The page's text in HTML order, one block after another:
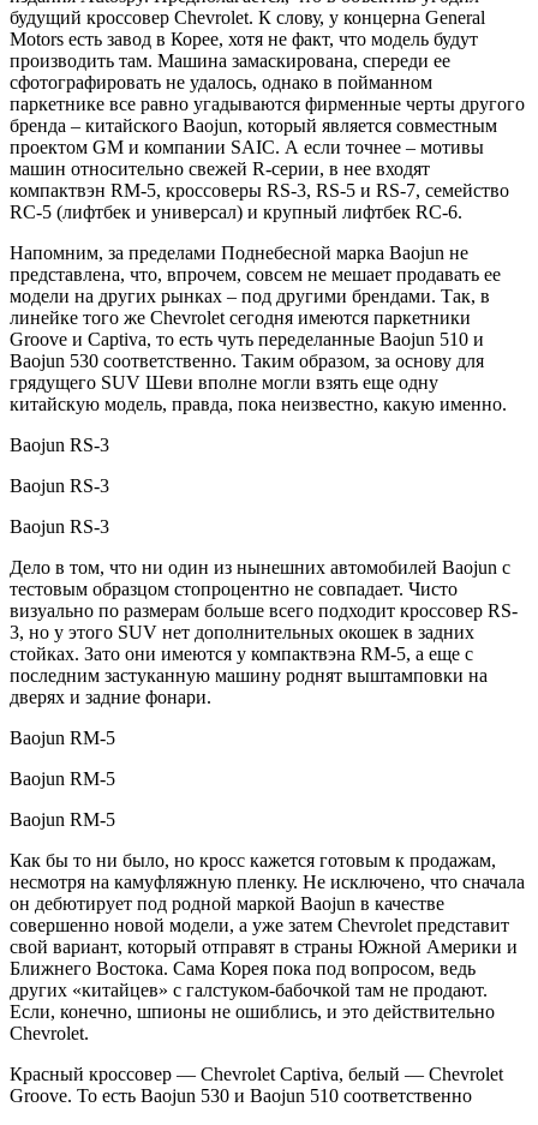
будущий кроссовер Chevrolet. К слову, у концерна General
Motors есть завод в Корее, хотя не факт, что модель будут
производить там. Машина замаскирована, спереди ее
сфотографировать не удалось, однако в пойманном
паркетнике все равно угадываются фирменные черты другого
бренда – китайского Baojun, который является совместным
проектом GM и компании SAIC. А если точнее – мотивы
машин относительно свежей R-серии, в нее входят
компактвэн RM-5, кроссоверы RS-3, RS-5 и RS-7, семейство
RC-5 (лифтбек и универсал) и крупный лифтбек RC-6.
Напомним, за пределами Поднебесной марка Baojun не
представлена, что, впрочем, совсем не мешает продавать ее
модели на других рынках – под другими брендами. Так, в
линейке того же Chevrolet сегодня имеются паркетники
Groove и Captiva, то есть чуть переделанные Baojun 510 и
Baojun 530 соответственно. Таким образом, за основу для
грядущего SUV Шеви вполне могли взять еще одну
китайскую модель, правда, пока неизвестно, какую именно.
Baojun RS-3
Baojun RS-3
Baojun RS-3
Дело в том, что ни один из нынешних автомобилей Baojun с
тестовым образцом стопроцентно не совпадает. Чисто
визуально по размерам больше всего подходит кроссовер RS-
3, но у этого SUV нет дополнительных окошек в задних
стойках. Зато они имеются у компактвэна RM-5, а еще с
последним застуканную машину роднят выштамповки на
дверях и задние фонари.
Baojun RM-5
Baojun RM-5
Baojun RM-5
Как бы то ни было, но кросс кажется готовым к продажам,
несмотря на камуфляжную пленку. Не исключено, что сначала
он дебютирует под родной маркой Baojun в качестве
совершенно новой модели, а уже затем Chevrolet представит
свой вариант, который отправят в страны Южной Америки и
Ближнего Востока. Сама Корея пока под вопросом, ведь
других «китайцев» с галстуком-бабочкой там не продают.
Если, конечно, шпионы не ошиблись, и это действительно
Chevrolet.
Красный кроссовер — Chevrolet Captiva, белый — Chevrolet
Groove. То есть Baojun 530 и Baojun 510 соответственно